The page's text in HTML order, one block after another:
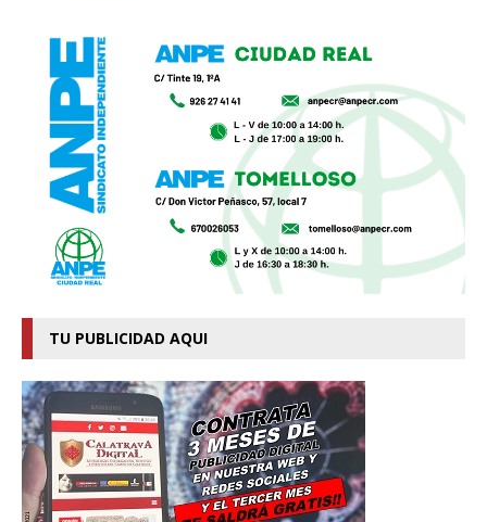
TU PUBLICIDAD AQUI